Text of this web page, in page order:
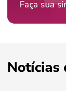
Faça sua
Notícias